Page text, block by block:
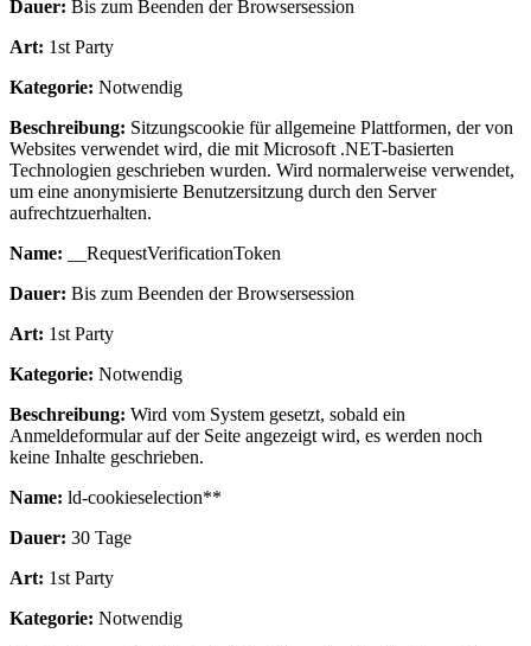
Dauer: Bis zum Beenden der Browsersession
Art: 1st Party
Kategorie: Notwendig
Beschreibung: Sitzungscookie für allgemeine Plattformen, der von
Websites verwendet wird, die mit Microsoft .NET-basierten
Technologien geschrieben wurden. Wird normalerweise verwendet,
um eine anonymisierte Benutzersitzung durch den Server
aufrechtzuerhalten.
Name: __RequestVerificationToken
Dauer: Bis zum Beenden der Browsersession
Art: 1st Party
Kategorie: Notwendig
Beschreibung: Wird vom System gesetzt, sobald ein
Anmeldeformular auf der Seite angezeigt wird, es werden noch
keine Inhalte geschrieben.
Name: ld-cookieselection**
Dauer: 30 Tage
Art: 1st Party
Kategorie: Notwendig